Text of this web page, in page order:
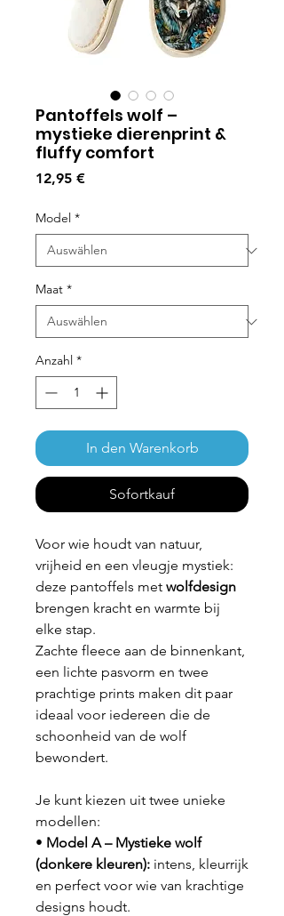
Pantoffels wolf –
mystieke dierenprint &
fluffy comfort
12,95 €Preis
Model *
Maat *
Anzahl *
In den Warenkorb
Sofortkauf
Voor wie houdt van natuur,
vrijheid en een vleugje mystiek:
deze pantoffels met wolfdesign
brengen kracht en warmte bij
elke stap.
Zachte fleece aan de binnenkant,
een lichte pasvorm en twee
prachtige prints maken dit paar
ideaal voor iedereen die de
schoonheid van de wolf
bewondert.
Je kunt kiezen uit twee unieke
modellen:
• Model A – Mystieke wolf
(donkere kleuren): intens, kleurrijk
en perfect voor wie van krachtige
designs houdt.